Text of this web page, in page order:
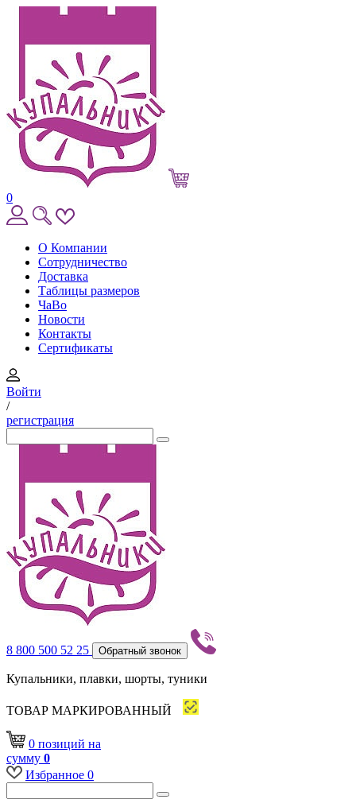
0
О Компании
Сотрудничество
Доставка
Таблицы размеров
ЧаВо
Новости
Контакты
Сертификаты
Войти
/
регистрация
8 800 500 52 25 Обратный звонок
Купальники, плавки, шорты, туники
ТОВАР МАРКИРОВАННЫЙ
0 позиций на
сумму 0
Избранное 0